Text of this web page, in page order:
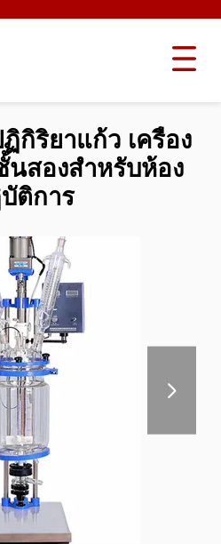
กิริยาแก้ว เครื่อง
สองสําหรับห้อง
ติการ